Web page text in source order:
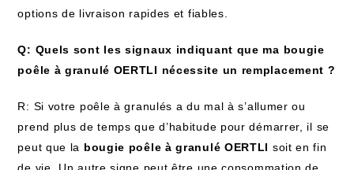
options de livraison rapides et fiables.
Q: Quels sont les signaux indiquant que ma bougie
poêle à granulé OERTLI nécessite un remplacement ?
R: Si votre poêle à granulés a du mal à s’allumer ou
prend plus de temps que d’habitude pour démarrer, il se
peut que la bougie poêle à granulé OERTLI soit en fin